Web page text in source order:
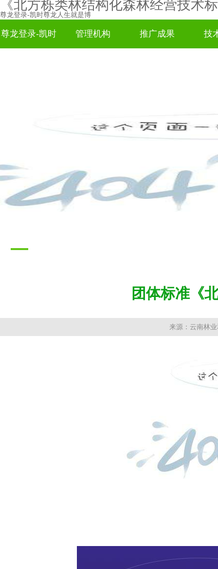
《北方栎类林结构化森林经营技术
尊龙登录-凯时尊龙人生就是博
尊龙登录-凯时 管理机构 推广成果 技
团体标准《
来源：云南林